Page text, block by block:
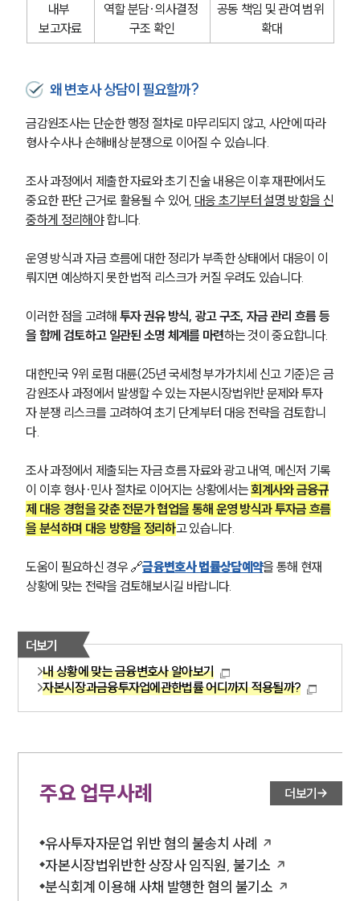
내부
보고자료
역할 분담·의사결정
구조 확인
공동 책임 및 관여 범위
확대
왜 변호사 상담이 필요할까?
금감원조사는 단순한 행정 절차로 마무리되지 않고, 사안에 따라
형사 수사나 손해배상 분쟁으로 이어질 수 있습니다.
조사 과정에서 제출한 자료와 초기 진술 내용은 이후 재판에서도
중요한 판단 근거로 활용될 수 있어, 대응 초기부터 설명 방향을 신
중하게 정리해야 합니다.
운영 방식과 자금 흐름에 대한 정리가 부족한 상태에서 대응이 이
뤄지면 예상하지 못한 법적 리스크가 커질 우려도 있습니다.
이러한 점을 고려해 투자 권유 방식, 광고 구조, 자금 관리 흐름 등
을 함께 검토하고 일관된 소명 체계를 마련하는 것이 중요합니다.
대한민국 9위 로펌 대륜(25년 국세청 부가가치세 신고 기준)은 금
감원조사 과정에서 발생할 수 있는 자본시장법위반 문제와 투자
자 분쟁 리스크를 고려하여 초기 단계부터 대응 전략을 검토합니
다.
조사 과정에서 제출되는 자금 흐름 자료와 광고 내역, 메신저 기록
이 이후 형사·민사 절차로 이어지는 상황에서는 회계사와 금융규
제 대응 경험을 갖춘 전문가 협업을 통해 운영 방식과 투자금 흐름
을 분석하며 대응 방향을 정리하고 있습니다.
도움이 필요하신 경우 🔗금융변호사 법률상담예약을 통해 현재
상황에 맞는 전략을 검토해보시길 바랍니다.
더보기
내 상황에 맞는 금융변호사 알아보기
자본시장과금융투자업에관한법률 어디까지 적용될까?
주요 업무사례 더보기
유사투자자문업 위반 혐의 불송치 사례
자본시장법위반한 상장사 임직원, 불기소
분식회계 이용해 사채 발행한 혐의 불기소